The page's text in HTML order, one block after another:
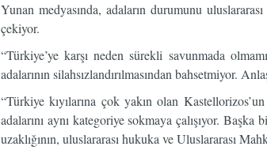
Yunan medyasında, adaların durumunu
çekiyor.
“Türkiye’ye karşı neden sürekli savunmada
adalarının silahsızlandırılmasından bahsetmiyor.
“Türkiye kıyılarına çok yakın olan
adalarını aynı kategoriye sokmaya çalışıyor.
uzaklığının, uluslararası hukuka ve Uluslararası